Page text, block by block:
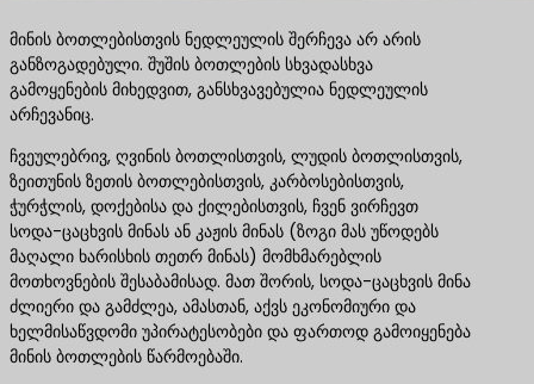
მინის ბოთლებისთვის ნედლეულის შერჩევა არ არის
განზოგადებული. შუშის ბოთლების სხვადასხვა
გამოყენების მიხედვით, განსხვავებულია ნედლეულის
არჩევანიც.
ჩვეულებრივ, ღვინის ბოთლისთვის, ლუდის ბოთლისთვის,
ზეითუნის ზეთის ბოთლებისთვის, კარბოსებისთვის,
ჭურჭლის, დოქებისა და ქილებისთვის, ჩვენ ვირჩევთ
სოდა-ცაცხვის მინას ან კაჟის მინას (ზოგი მას უწოდებს
მაღალი ხარისხის თეთრ მინას) მომხმარებლის
მოთხოვნების შესაბამისად. მათ შორის, სოდა-ცაცხვის მინა
ძლიერი და გამძლეა, ამასთან, აქვს ეკონომიური და
ხელმისაწვდომი უპირატესობები და ფართოდ გამოიყენება
მინის ბოთლების წარმოებაში.